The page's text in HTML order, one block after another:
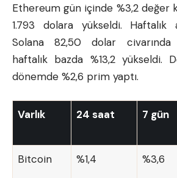
Ethereum gün içinde %3,2 değer
1.793 dolara yükseldi. Haftalık
Solana 82,50 dolar
haftalık bazda %13,2 yükseldi.
dönemde %2,6 prim yaptı.
Varlık 24 saat 7 gün
Bitcoin %1,4 %3,6